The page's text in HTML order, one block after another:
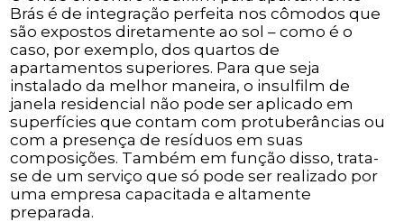
Brás é de integração perfeita nos cômodos que
são expostos diretamente ao sol – como é o
caso, por exemplo, dos quartos de
apartamentos superiores. Para que seja
instalado da melhor maneira, o insulfilm de
janela residencial não pode ser aplicado em
superfícies que contam com protuberâncias ou
com a presença de resíduos em suas
composições. Também em função disso, trata-
se de um serviço que só pode ser realizado por
uma empresa capacitada e altamente
preparada.